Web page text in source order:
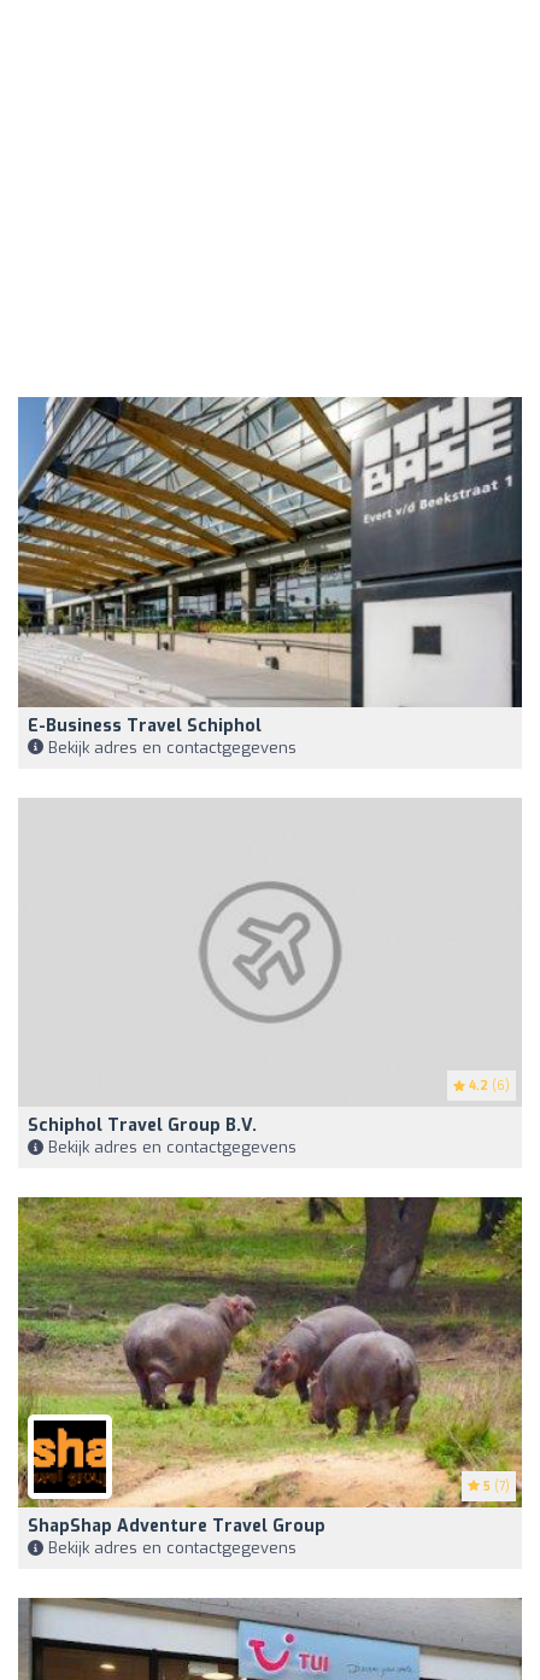
E-Business Travel Schiphol
Bekijk adres en contactgegevens
4.2 (6)
Schiphol Travel Group B.V.
Bekijk adres en contactgegevens
5 (7)
ShapShap Adventure Travel Group
Bekijk adres en contactgegevens